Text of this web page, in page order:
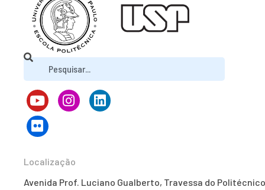
Localização
Avenida Prof. Luciano Gualberto, Travessa do